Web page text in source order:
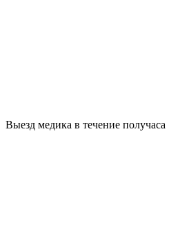
Выезд медика в течение получаса